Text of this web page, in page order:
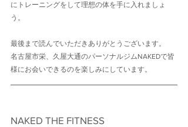
にトレーニングをして理想の体を手に入れましょ
う。
最後まで読んでいただきありがとうございます。
名古屋市栄、久屋大通のパーソナルジムNAKEDで皆
様にお会いできるのを楽しみにしています。
NAKED THE FITNESS